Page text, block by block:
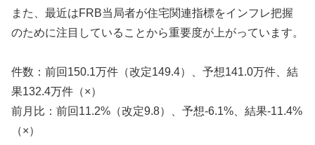
また、最近はFRB当局者が住宅関連指標をインフレ把握
のために注目していることから重要度が上がっています。
件数：前回150.1万件（改定149.4）、予想141.0万件、結
果132.4万件（×）
前月比：前回11.2%（改定9.8）、予想-6.1%、結果-11.4%
（×）